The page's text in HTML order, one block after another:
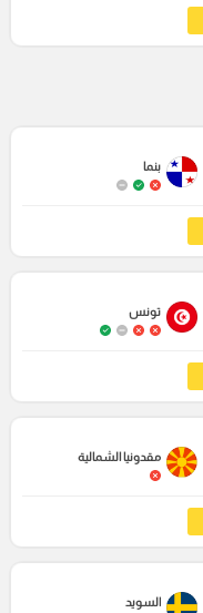
بنما
تونس
مقدونيا الشمالية
السويد